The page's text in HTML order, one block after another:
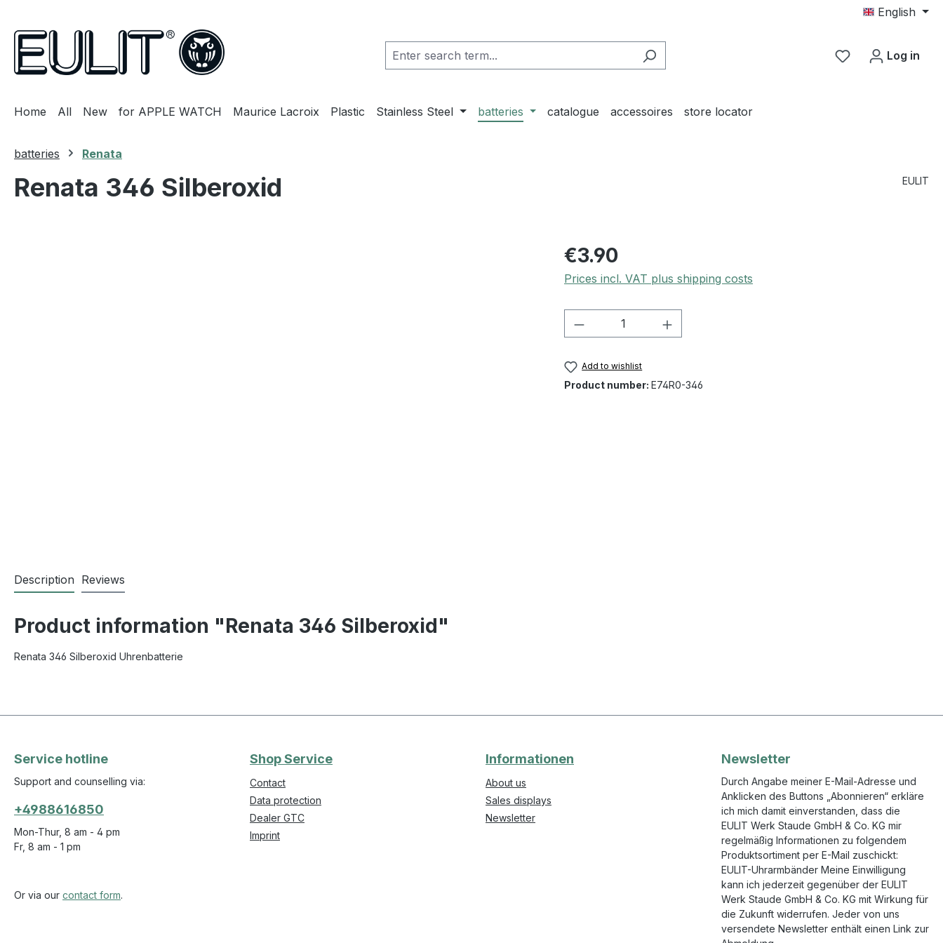
English
You have 0
Log in
Home All New for APPLE WATCH Maurice Lacroix Plastic Stainless Steel batteries catalogue accessoires store locator
batteries Renata
Renata 346 Silberoxid EULIT
€3.90
Prices incl. VAT plus shipping costs
Product Quantity: Enter the desired amount
Add to wishlist
Product number: E74R0-346
Description Reviews
Product information "Renata 346 Silberoxid"
Renata 346 Silberoxid Uhrenbatterie
Service hotline
Support and counselling via:
+4988616850
Mon-Thur, 8 am - 4 pm
Fr, 8 am - 1 pm
Or via our contact form.
Shop Service
Contact
Data protection
Dealer GTC
Imprint
Informationen
About us
Sales displays
Newsletter
Newsletter
Durch Angabe meiner E-Mail-Adresse und
Anklicken des Buttons „Abonnieren“ erkläre
ich mich damit einverstanden, dass die
EULIT Werk Staude GmbH & Co. KG mir
regelmäßig Informationen zu folgendem
Produktsortiment per E-Mail zuschickt:
EULIT-Uhrarmbänder Meine Einwilligung
kann ich jederzeit gegenüber der EULIT
Werk Staude GmbH & Co. KG mit Wirkung für
die Zukunft widerrufen. Jeder von uns
versendete Newsletter enthält einen Link zur